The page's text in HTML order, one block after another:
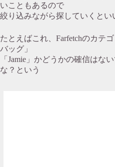
いこともあるので
絞り込みながら探していくとい
たとえばこれ、Farfetchのカテ
バッグ」
「Jamie」かどうかの確信はな
な？という